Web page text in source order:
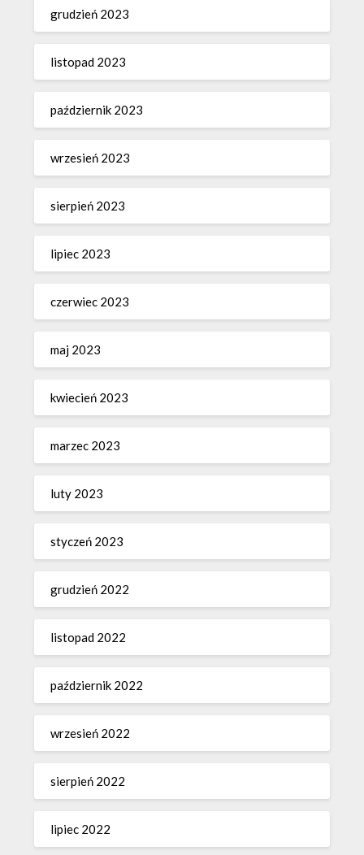
grudzień 2023
listopad 2023
październik 2023
wrzesień 2023
sierpień 2023
lipiec 2023
czerwiec 2023
maj 2023
kwiecień 2023
marzec 2023
luty 2023
styczeń 2023
grudzień 2022
listopad 2022
październik 2022
wrzesień 2022
sierpień 2022
lipiec 2022